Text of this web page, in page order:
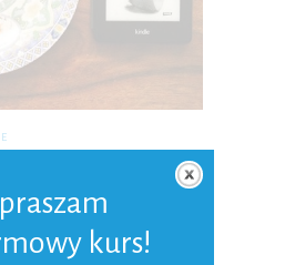
na jedzenie czyli
uwagę na to co
szczęśliwa, że mam zdrową
kurs!